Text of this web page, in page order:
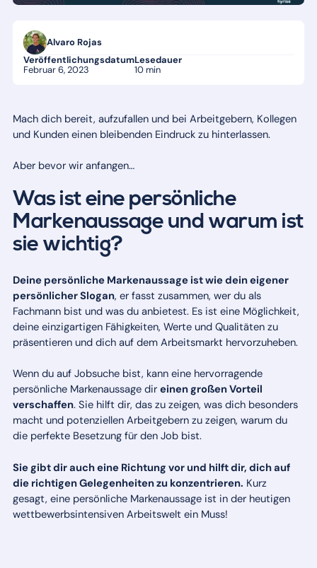
Alvaro Rojas
Veröffentlichungsdatum
Februar 6, 2023
Lesedauer
10 min
Mach dich bereit, aufzufallen und bei Arbeitgebern, Kollegen
und Kunden einen bleibenden Eindruck zu hinterlassen.
Aber bevor wir anfangen…
Was ist eine persönliche
Markenaussage und warum ist
sie wichtig?
Deine persönliche Markenaussage ist wie dein eigener
persönlicher Slogan, er fasst zusammen, wer du als
Fachmann bist und was du anbietest. Es ist eine Möglichkeit,
deine einzigartigen Fähigkeiten, Werte und Qualitäten zu
präsentieren und dich auf dem Arbeitsmarkt hervorzuheben.
Wenn du auf Jobsuche bist, kann eine hervorragende
persönliche Markenaussage direinen großen Vorteil
verschaffen. Sie hilft dir, das zu zeigen, was dich besonders
macht und potenziellen Arbeitgebern zu zeigen, warum du
die perfekte Besetzung für den Job bist.
Sie gibt dir auch eine Richtung vor und hilft dir, dich auf
die richtigen Gelegenheiten zu konzentrieren. Kurz
gesagt, eine persönliche Markenaussage ist in der heutigen
wettbewerbsintensiven Arbeitswelt ein Muss!